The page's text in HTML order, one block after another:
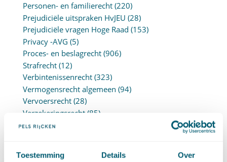
Toestemming Details Over
Personen- en familierecht(220)
Prejudiciële uitspraken HvJEU (28)
Prejudiciële vragen Hoge Raad (153)
Privacy -AVG (5)
Proces- en beslagrecht(906)
Strafrecht(12)
Verbintenissenrecht(323)
Vermogensrecht algemeen (94)
Vervoersrecht(28)
Verzekeringsrecht(85)
Wetgeving cassatierechtspraak